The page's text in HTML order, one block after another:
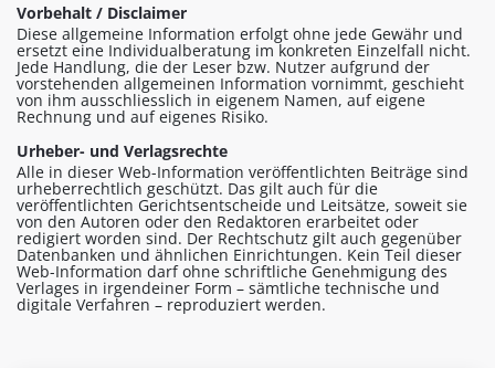
Vorbehalt / Disclaimer
Diese allgemeine Information erfolgt ohne jede Gewähr und
ersetzt eine Individualberatung im konkreten Einzelfall nicht.
Jede Handlung, die der Leser bzw. Nutzer aufgrund der
vorstehenden allgemeinen Information vornimmt, geschieht
von ihm ausschliesslich in eigenem Namen, auf eigene
Rechnung und auf eigenes Risiko.
Urheber- und Verlagsrechte
Alle in dieser Web-Information veröffentlichten Beiträge sind
urheberrechtlich geschützt. Das gilt auch für die
veröffentlichten Gerichtsentscheide und Leitsätze, soweit sie
von den Autoren oder den Redaktoren erarbeitet oder
redigiert worden sind. Der Rechtschutz gilt auch gegenüber
Datenbanken und ähnlichen Einrichtungen. Kein Teil dieser
Web-Information darf ohne schriftliche Genehmigung des
Verlages in irgendeiner Form – sämtliche technische und
digitale Verfahren – reproduziert werden.